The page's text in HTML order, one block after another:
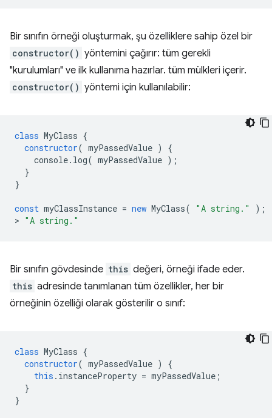
Bir sınıfın örneği oluşturmak, şu özelliklere sahip özel bir
constructor() yöntemini çağırır: tüm gerekli
"kurulumları" ve ilk kullanıma hazırlar. tüm mülkleri içerir.
constructor() yöntemi için kullanılabilir:
class MyClass {
constructor( myPassedValue )
{
console. log( myPassedValue );
}
}
const myClassInstance = new MyClass( "A string."
);
> "A string."
Bir sınıfın gövdesinde this değeri, örneği ifade eder.
this adresinde tanımlanan tüm özellikler, her bir
örneğinin özelliği olarak gösterilir o sınıf:
class MyClass {
constructor( myPassedValue )
{
this . instanceProperty = myPassedValue ;
}
}